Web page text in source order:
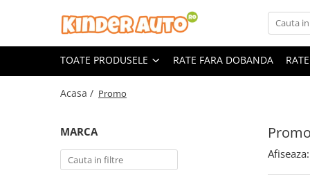
Toate Produsele
Produse in stoc
Masinute electrice
ATV & UTV Electrice
Vehicule electrice adulti
Vehicule speciale copii
TOATE PRODUSELE RATE FARA DOBANDA
Acasa / Promo
Promo
MARCA
Afiseaza: